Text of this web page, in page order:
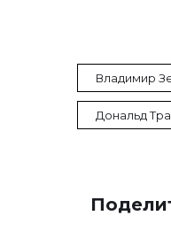
Владимир
Дональд